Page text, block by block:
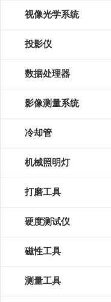
视像光学系统
投影仪
数据处理器
影像测量系统
冷却管
机械照明灯
打磨工具
硬度测试仪
磁性工具
测量工具